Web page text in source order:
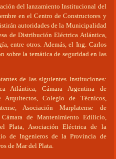
del lanzamiento Institucional del
en el Centro de Constructores y
autoridades de la Municipalidad
de Distribución Eléctrica Atlántica,
entre otros. Además, el Ing. Carlos
sobre la temática de seguridad en las
de las siguientes Instituciones:
Atlántica, Cámara Argentina de
Arquitectos, Colegio de Técnicos,
Asociación Marplatense de
Cámara de Mantenimiento Edilicio,
Plata, Asociación Eléctrica de la
de Ingenieros de la Provincia de
de Mar del Plata.